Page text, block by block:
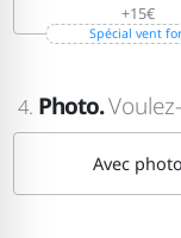
+15€
Spécial vent
4. Photo.
Avec photo